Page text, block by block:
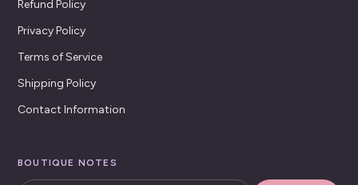
Refund Policy
Privacy Policy
Terms of Service
Shipping Policy
Contact Information
BOUTIQUE NOTES